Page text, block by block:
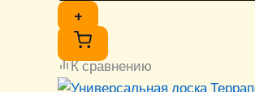
+
К сравнению